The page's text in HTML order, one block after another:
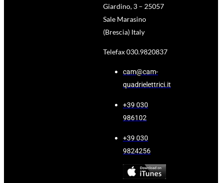
Giardino, 3 – 25057
Sale Marasino
(Brescia) Italy
Telefax 030.9820837
cam@cam-
quadrielettrici.it
+39 030
986102
+39 030
9824256